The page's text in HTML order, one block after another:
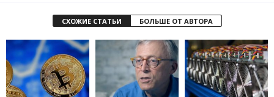
СХОЖИЕ СТАТЬИ БОЛЬШЕ ОТ АВТОРА